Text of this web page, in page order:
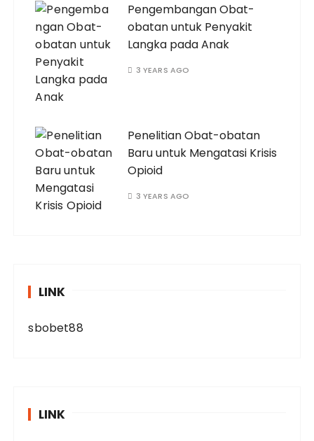
Pengembangan Obat-
obatan untuk Penyakit
Langka pada Anak
3 YEARS AGO
Penelitian Obat-obatan
Baru untuk Mengatasi Krisis
Opioid
3 YEARS AGO
LINK
sbobet88
LINK